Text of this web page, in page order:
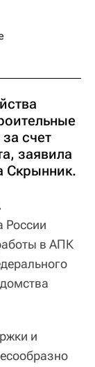
счет
заявила
Скрынник.
России
в АПК
и